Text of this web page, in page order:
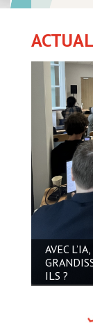
AVEC
ILS ?